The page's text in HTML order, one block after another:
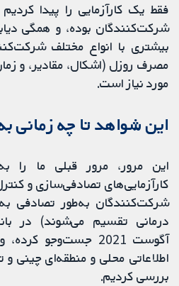
فقط یک کارآزمایی را پیدا
شرکت‌کنندگان بوده، و همگی
بیشتری با انواع مختلف
مصرف روزل (اشکال، مقادیر، و
مورد نیاز است.
این شواهد تا چه زمانی
این مرور، مرور قبلی ما را
کارآزمایی‌های تصادفی‌سازی و
شرکت‌کنندگان به‌طور تصادفی
درمانی تقسیم می‌شوند) در
اطلاعاتی محلی و منطقه‌ای چینی
بررسی کردیم.